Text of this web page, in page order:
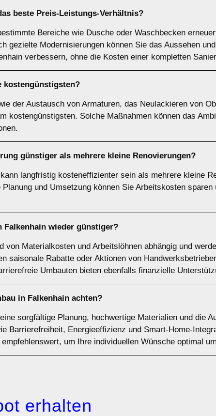
beste Preis-Leistungs-Verhältnis?
Bereiche wie Dusche oder Waschbecken
gezielte Modernisierungen können Sie das Aussehen
verbessern, ohne die Kosten einer kompletten
kostengünstigsten?
der Austausch von Armaturen, das Neulackieren von
kostengünstigsten. Solche Maßnahmen können das
günstiger als mehrere kleine Renovierungen?
langfristig kosteneffizienter sein als mehrere kleine
und Umsetzung können Sie Arbeitskosten
Falkenhain wieder günstiger?
von Materialkosten und Arbeitslöhnen abhängig und
saisonale Rabatte oder Aktionen von
Umbauten bieten ebenfalls finanzielle
in Falkenhain achten?
sorgfältige Planung, hochwertige Materialien und die
Barrierefreiheit, Energieeffizienz und Smart-Home-
um Ihre individuellen Wünsche optimal
erhalten